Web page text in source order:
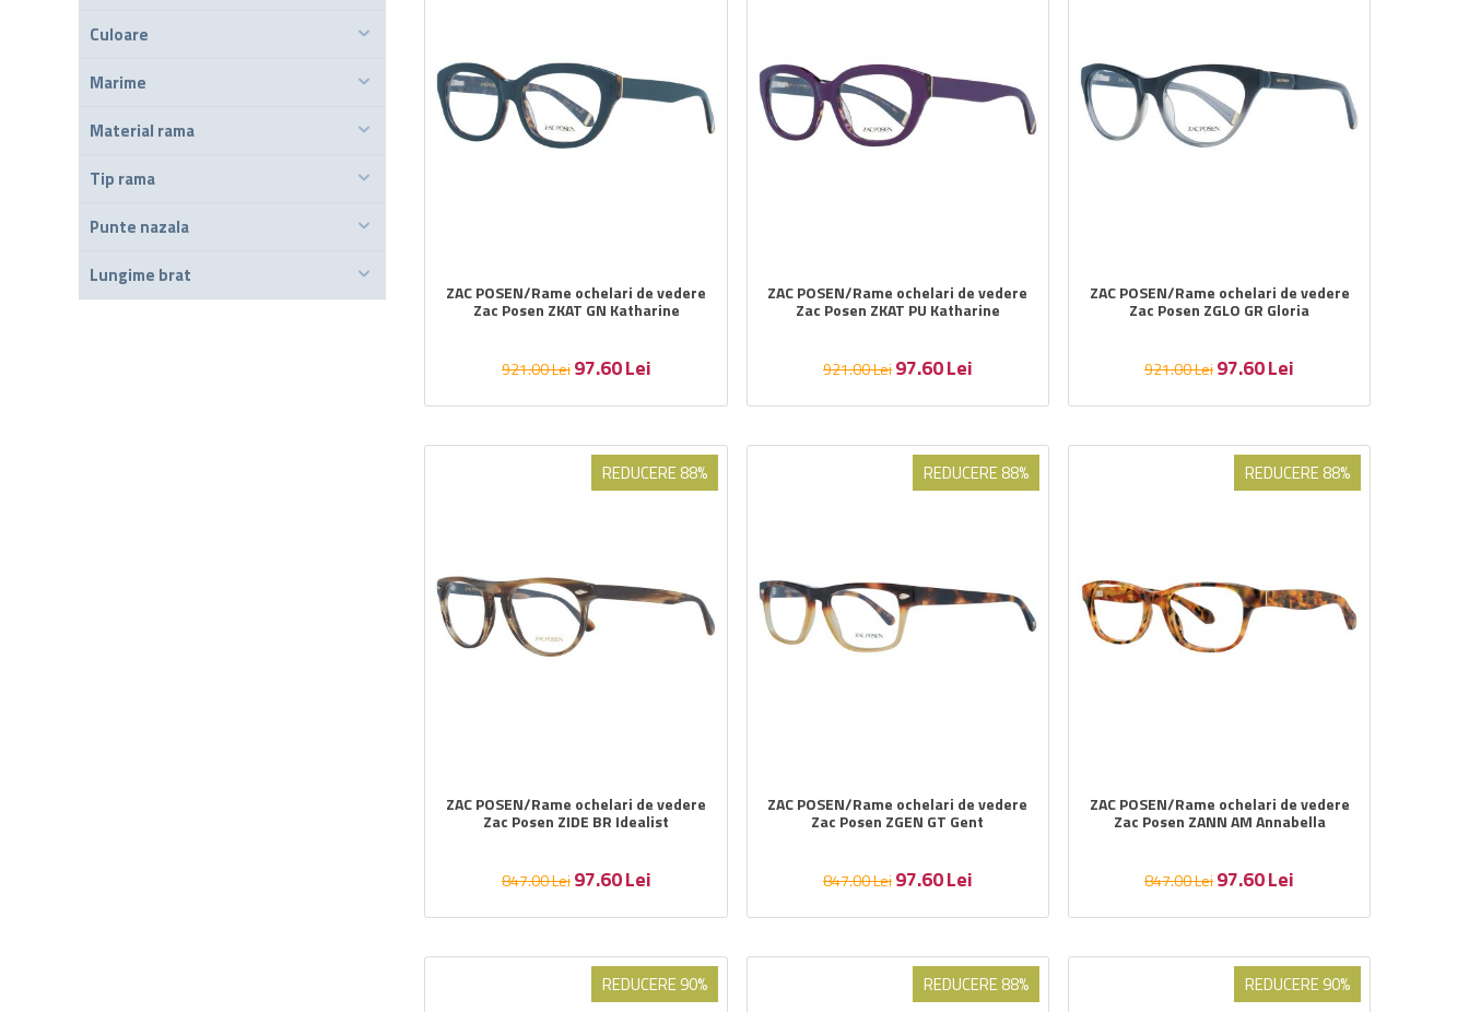
Culoare
Marime
Material rama
Tip rama
Punte nazala
Lungime brat
ZAC POSEN/Rame ochelari de vedere
Zac Posen ZKAT GN Katharine
921.00Lei97.60Lei
ZAC POSEN/Rame ochelari de vedere
Zac Posen ZKAT PU Katharine
921.00Lei97.60Lei
ZAC POSEN/Rame ochelari de vedere
Zac Posen ZGLO GR Gloria
921.00Lei97.60Lei
REDUCERE 88%
ZAC POSEN/Rame ochelari de vedere
Zac Posen ZIDE BR Idealist
847.00Lei97.60Lei
REDUCERE 88%
ZAC POSEN/Rame ochelari de vedere
Zac Posen ZGEN GT Gent
847.00Lei97.60Lei
REDUCERE 88%
ZAC POSEN/Rame ochelari de vedere
Zac Posen ZANN AM Annabella
847.00Lei97.60Lei
REDUCERE 90% REDUCERE 88% REDUCERE 90%